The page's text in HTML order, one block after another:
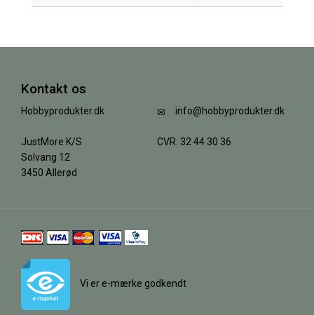
Kontakt os
Hobbyprodukter.dk
JustMore K/S
Solvang 12
3450 Allerød
info@hobbyprodukter.dk
CVR: 32 44 30 36
Vi er e-mærke godkendt